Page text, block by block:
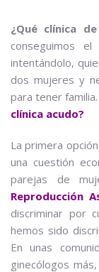
¿Qué clínica
conseguimos
intentándolo,
dos mujeres y
para tener
clínica acudo?
La primera
una cuestión
parejas de
Reproducción
discriminar por
hemos sido
En unas
ginecólogos